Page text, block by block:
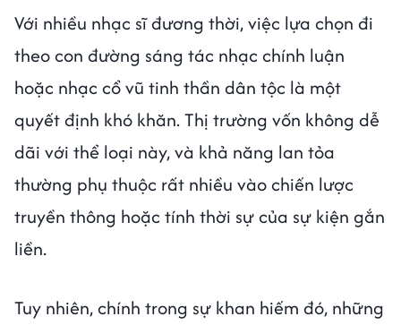
Với nhiều nhạc sĩ đương thời, việc lựa chọn đi
theo con đường sáng tác nhạc chính luận
hoặc nhạc cổ vũ tinh thần dân tộc là một
quyết định khó khăn. Thị trường vốn không dễ
dãi với thể loại này, và khả năng lan tỏa
thường phụ thuộc rất nhiều vào chiến lược
truyền thông hoặc tính thời sự của sự kiện gắn
liền.
Tuy nhiên, chính trong sự khan hiếm đó, những